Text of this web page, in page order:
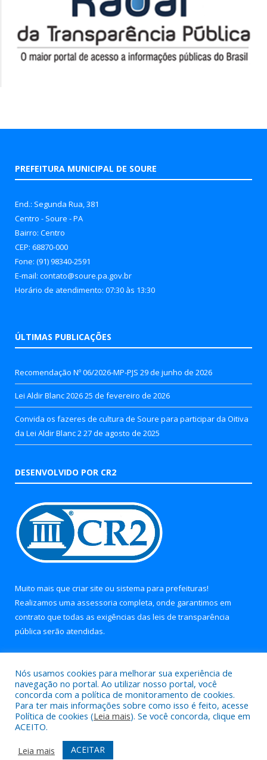
PREFEITURA MUNICIPAL DE SOURE
End.: Segunda Rua, 381
Centro - Soure - PA
Bairro: Centro
CEP: 68870-000
Fone: (91) 98340-2591
E-mail: contato@soure.pa.gov.br
Horário de atendimento: 07:30 às 13:30
ÚLTIMAS PUBLICAÇÕES
Recomendação Nº 06/2026-MP-PJS 29 de junho de 2026
Lei Aldir Blanc 202625 de fevereiro de 2026
Convida os fazeres de cultura de Soure para participar da Oitiva
da Lei Aldir Blanc 227 de agosto de 2025
DESENVOLVIDO POR CR2
Muito mais que criar site ou sistema para prefeituras!
Realizamos uma assessoria completa, onde garantimos em
contrato que todas as exigências das leis de transparência
pública serão atendidas.
Todos os direitos reservados a Prefeitura Municipal de Soure.
Mapa do Site
Acessar Área Administrativa
Nós usamos cookies para melhorar sua experiência de
navegação no portal. Ao utilizar nosso portal, você
concorda com a política de monitoramento de cookies.
Para ter mais informações sobre como isso é feito, acesse
Política de cookies (Leia mais). Se você concorda, clique em
ACEITO.
Leia mais
ACEITAR